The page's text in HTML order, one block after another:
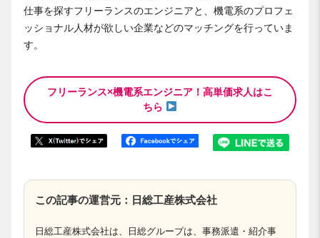
仕事を探すフリーランスのエンジニアと、機電系のプロフェ
ッショナル人材が欲しい企業などのマッチングを行っていま
す。
フリーランス×機電系エンジニア！高単価求人はこ
ちら
この記事の運営元：日総工産株式会社
日総工産株式会社は、日総グループは、事務派遣・紹介事